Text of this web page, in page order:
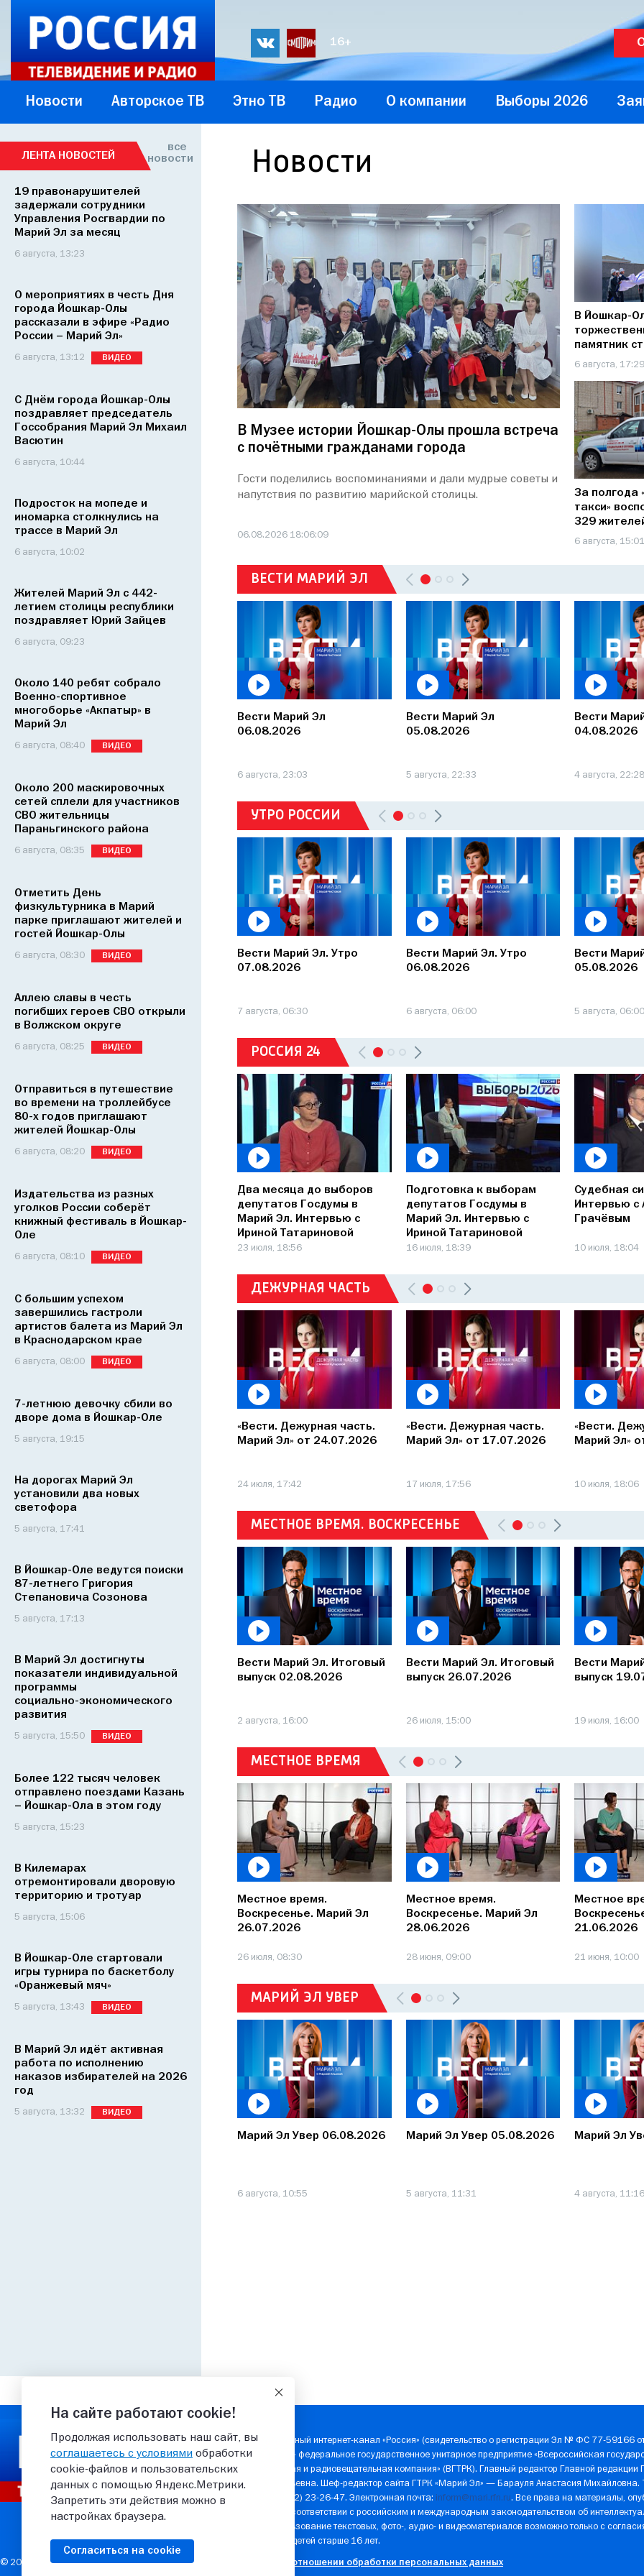
16+
Новости Авторское ТВ Этно ТВ Радио О компании Выборы 2026
Новости
В Музее истории Йошкар-Олы прошла встреча
с почётными гражданами города
Гости поделились воспоминаниями и дали мудрые советы и
напутствия по развитию марийской столицы.
06.08.2026 18:06:09
В Йошкар-
памятник
республики
6 августа, 17:29
За полгода
такси»
329
6 августа, 15:01
ВЕСТИ МАРИЙ ЭЛ
Вести Марий Эл
06.08.2026
6 августа, 23:03
Вести Марий Эл
05.08.2026
5 августа, 22:33
Вести
04.08.2026
4 августа, 22:28
УТРО РОССИИ
Вести Марий Эл. Утро
07.08.2026
7 августа, 06:30
Вести Марий Эл. Утро
06.08.2026
6 августа, 06:00
Вести
05.08.2026
5 августа, 06:00
РОССИЯ 24
Два месяца до выборов
депутатов Госдумы в
Марий Эл. Интервью с
Ириной Татариновой
23 июля, 18:56
Подготовка к выборам
депутатов Госдумы в
Марий Эл. Интервью с
Ириной Татариновой
16 июля, 18:39
Судебная
Интервью с
Грачёвым
10 июля, 18:04
ДЕЖУРНАЯ ЧАСТЬ
«Вести. Дежурная часть.
Марий Эл» от 24.07.2026
24 июля, 17:42
«Вести. Дежурная часть.
Марий Эл» от 17.07.2026
17 июля, 17:56
«Вести.
Марий Эл»
10 июля, 18:06
МЕСТНОЕ ВРЕМЯ. ВОСКРЕСЕНЬЕ
Вести Марий Эл. Итоговый
выпуск 02.08.2026
2 августа, 16:00
Вести Марий Эл. Итоговый
выпуск 26.07.2026
26 июля, 15:00
Вести
выпуск
19 июля, 16:00
МЕСТНОЕ ВРЕМЯ
Местное время.
Воскресенье. Марий Эл
26.07.2026
26 июля, 08:30
Местное время.
Воскресенье. Марий Эл
28.06.2026
28 июня, 09:00
Местное
21.06.2026
21 июня, 10:00
МАРИЙ ЭЛ УВЕР
Марий Эл Увер 06.08.2026
6 августа, 10:55
Марий Эл Увер 05.08.2026
5 августа, 11:31
Марий Эл
4 августа, 11:16
ЛЕНТА НОВОСТЕЙ
все
новости
19 правонарушителей
задержали сотрудники
Управления Росгвардии по
Марий Эл за месяц
6 августа, 13:23
О мероприятиях в честь Дня
города Йошкар-Олы
рассказали в эфире «Радио
России – Марий Эл»
6 августа, 13:12 ВИДЕО
С Днём города Йошкар-Олы
поздравляет председатель
Госсобрания Марий Эл Михаил
Васютин
6 августа, 10:44
Подросток на мопеде и
иномарка столкнулись на
трассе в Марий Эл
6 августа, 10:02
Жителей Марий Эл с 442-
летием столицы республики
поздравляет Юрий Зайцев
6 августа, 09:23
Около 140 ребят собрало
Военно-спортивное
многоборье «Акпатыр» в
Марий Эл
6 августа, 08:40 ВИДЕО
Около 200 маскировочных
сетей сплели для участников
СВО жительницы
Параньгинского района
6 августа, 08:35 ВИДЕО
Отметить День
физкультурника в Марий
парке приглашают жителей и
гостей Йошкар-Олы
6 августа, 08:30 ВИДЕО
Аллею славы в честь
погибших героев СВО открыли
в Волжском округе
6 августа, 08:25 ВИДЕО
Отправиться в путешествие
во времени на троллейбусе
80-х годов приглашают
жителей Йошкар-Олы
6 августа, 08:20 ВИДЕО
Издательства из разных
уголков России соберёт
книжный фестиваль в Йошкар-
Оле
6 августа, 08:10 ВИДЕО
С большим успехом
завершились гастроли
артистов балета из Марий Эл
в Краснодарском крае
6 августа, 08:00 ВИДЕО
7-летнюю девочку сбили во
дворе дома в Йошкар-Оле
5 августа, 19:15
На дорогах Марий Эл
установили два новых
светофора
5 августа, 17:41
В Йошкар-Оле ведутся поиски
87-летнего Григория
Степановича Созонова
5 августа, 17:13
В Марий Эл достигнуты
показатели индивидуальной
программы
социально‑экономического
развития
5 августа, 15:50 ВИДЕО
Более 122 тысяч человек
отправлено поездами Казань
– Йошкар-Ола в этом году
5 августа, 15:23
В Килемарах
отремонтировали дворовую
территорию и тротуар
5 августа, 15:06
В Йошкар-Оле стартовали
игры турнира по баскетболу
«Оранжевый мяч»
5 августа, 13:43 ВИДЕО
В Марий Эл идёт активная
работа по исполнению
наказов избирателей на 2026
год
5 августа, 13:32 ВИДЕО
© 2026 ГТРК "Марий Эл"
Государственный интернет-канал «Россия» (свидетельство о регистрации Эл № ФС 77-59166
Учредитель — федеральное государственное унитарное предприятие «Всероссийская
телевизионная и радиовещательная компания» (ВГТРК). Главный редактор Главной редакции
Елена Валерьевна. Шеф-редактор сайта ГТРК «Марий Эл» — Барауля Анастасия Михайловна.
сайта: 8 (8362) 23-26-47. Электронная почта: inform@mari.rfn.ru. Все права на материалы,
защищены в соответствии с российским и международным законодательством об
Любое использование текстовых, фото-, аудио- и видеоматериалов возможно только с
(ВГТРК). Для детей старше 16 лет.
Политика в отношении обработки персональных данных
На сайте работают cookie!
Продолжая использовать наш сайт, вы
соглашаетесь с условиями обработки
cookie‑файлов и пользовательских
данных с помощью Яндекс.Метрики.
Запретить эти действия можно в
настройках браузера.
Согласиться на cookie